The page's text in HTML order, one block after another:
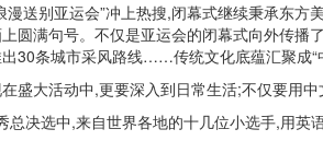
送别亚运会”冲上热搜,闭幕式继续秉承东
圆满句号。不仅是亚运会的闭幕式向外传播
30条城市采风路线……传统文化底蕴汇聚成
盛大活动中,更要深入到日常生活;不仅要用
总决选中,来自世界各地的十几位小选手,用